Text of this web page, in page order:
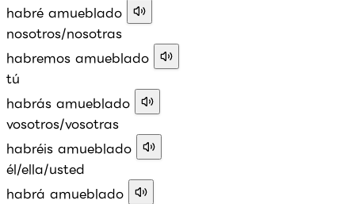
habré amueblado
nosotros/nosotras
habremos amueblado
tú
habrás amueblado
vosotros/vosotras
habréis amueblado
él/ella/usted
habrá amueblado